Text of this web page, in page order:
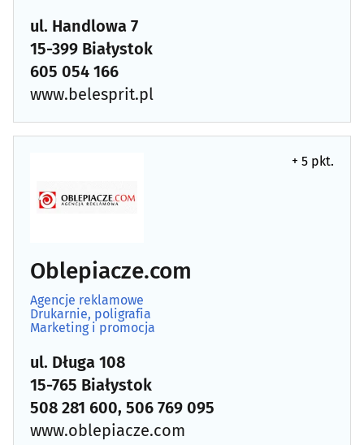
ul. Handlowa 7
15-399 Białystok
605 054 166
www.belesprit.pl
+ 5 pkt.
Oblepiacze.com
Agencje reklamowe
Drukarnie, poligrafia
Marketing i promocja
ul. Długa 108
15-765 Białystok
508 281 600, 506 769 095
www.oblepiacze.com